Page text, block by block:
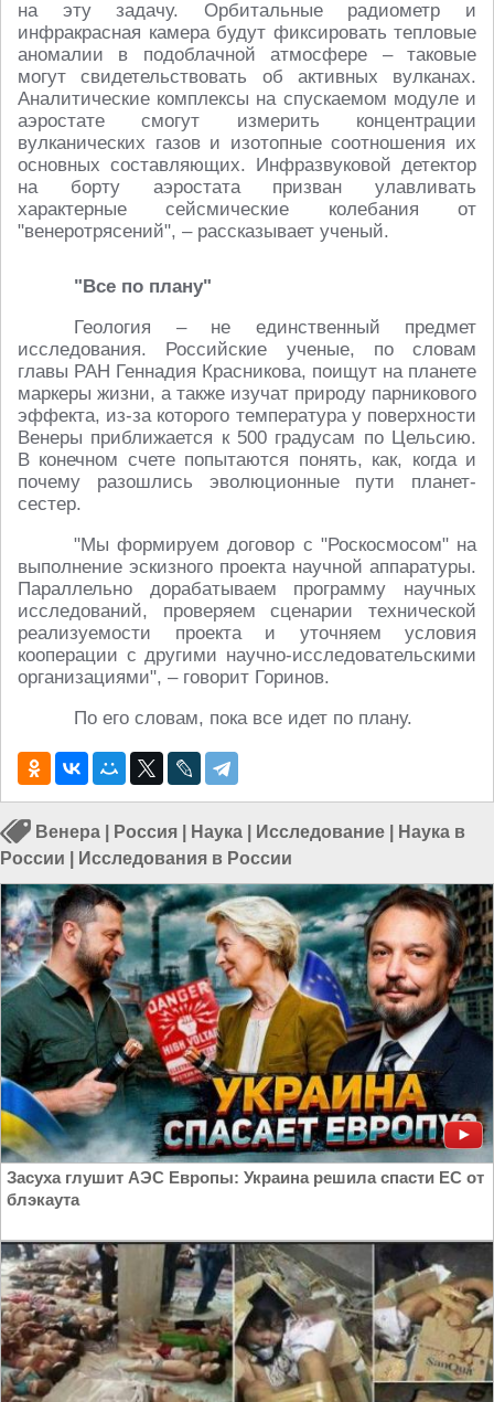
на эту задачу. Орбитальные радиометр и
инфракрасная камера будут фиксировать тепловые
аномалии в подоблачной атмосфере – таковые
могут свидетельствовать об активных вулканах.
Аналитические комплексы на спускаемом модуле и
аэростате смогут измерить концентрации
вулканических газов и изотопные соотношения их
основных составляющих. Инфразвуковой детектор
на борту аэростата призван улавливать
характерные сейсмические колебания от
"венеротрясений", – рассказывает ученый.
"Все по плану"
Геология – не единственный предмет
исследования. Российские ученые, по словам
главы РАН Геннадия Красникова, поищут на планете
маркеры жизни, а также изучат природу парникового
эффекта, из-за которого температура у поверхности
Венеры приближается к 500 градусам по Цельсию.
В конечном счете попытаются понять, как, когда и
почему разошлись эволюционные пути планет-
сестер.
"Мы формируем договор с "Роскосмосом" на
выполнение эскизного проекта научной аппаратуры.
Параллельно дорабатываем программу научных
исследований, проверяем сценарии технической
реализуемости проекта и уточняем условия
кооперации с другими научно-исследовательскими
организациями", – говорит Горинов.
По его словам, пока все идет по плану.
Венера Россия Наука Исследование
Наука в
России
Исследования в России
Засуха глушит АЭС Европы: Украина решила спасти ЕС от
блэкаута